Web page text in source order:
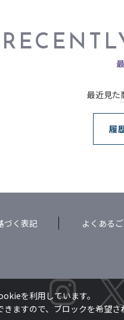
最近見た
履
づく表記 よくある
を利用しています。
ますので、ブロックを希望さ